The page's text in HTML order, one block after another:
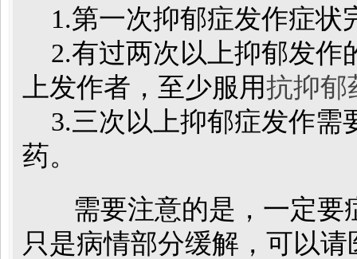
1.第一次抑郁症发作症状
2.有过两次以上抑郁发作
上发作者，至少服用抗抑郁
3.三次以上抑郁症发作需
药。
需要注意的是，一定要
只是病情部分缓解，可以